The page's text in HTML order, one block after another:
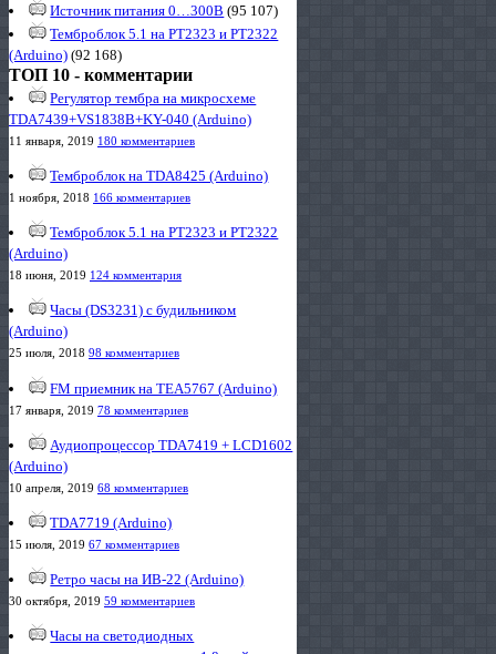
Источник питания 0…300В (95 107)
Темброблок 5.1 на PT2323 и PT2322
(Arduino) (92 168)
ТОП 10 - комментарии
Регулятор тембра на микросхеме
TDA7439+VS1838B+KY-040 (Arduino)
11 января, 2019 180 комментариев
Темброблок на TDA8425 (Arduino)
1 ноября, 2018 166 комментариев
Темброблок 5.1 на PT2323 и PT2322
(Arduino)
18 июня, 2019 124 комментария
Часы (DS3231) с будильником
(Arduino)
25 июля, 2018 98 комментариев
FM приемник на TEA5767 (Arduino)
17 января, 2019 78 комментариев
Аудиопроцессор TDA7419 + LCD1602
(Arduino)
10 апреля, 2019 68 комментариев
TDA7719 (Arduino)
15 июля, 2019 67 комментариев
Ретро часы на ИВ-22 (Arduino)
30 октября, 2019 59 комментариев
Часы на светодиодных